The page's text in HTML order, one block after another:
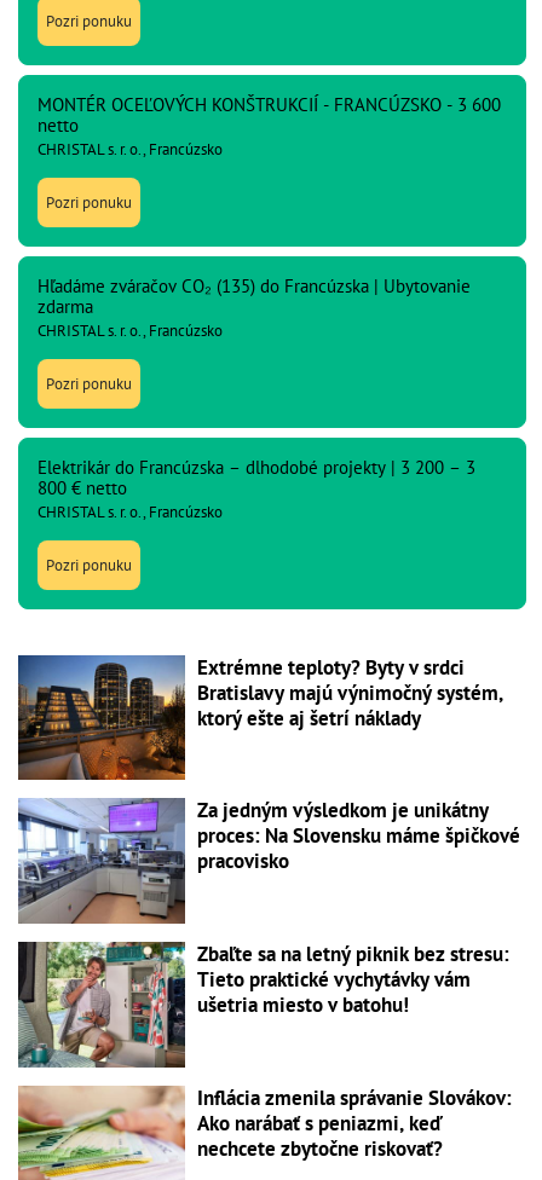
Pozri ponuku
MONTÉR OCEĽOVÝCH KONŠTRUKCIÍ - FRANCÚZSKO - 3 600
netto
CHRISTAL s. r. o., Francúzsko
Pozri ponuku
Hľadáme zváračov CO₂ (135) do Francúzska | Ubytovanie
zdarma
CHRISTAL s. r. o., Francúzsko
Pozri ponuku
Elektrikár do Francúzska – dlhodobé projekty | 3 200 – 3
800 € netto
CHRISTAL s. r. o., Francúzsko
Pozri ponuku
Extrémne teploty? Byty v srdci
Bratislavy majú výnimočný systém,
ktorý ešte aj šetrí náklady
Za jedným výsledkom je unikátny
proces: Na Slovensku máme špičkové
pracovisko
Zbaľte sa na letný piknik bez stresu:
Tieto praktické vychytávky vám
ušetria miesto v batohu!
Inflácia zmenila správanie Slovákov:
Ako narábať s peniazmi, keď
nechcete zbytočne riskovať?